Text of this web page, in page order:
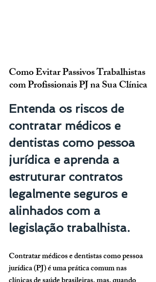
Como Evitar Passivos Trabalhistas
com Profissionais PJ na Sua Clínica
Entenda os riscos de
contratar médicos e
dentistas como pessoa
jurídica e aprenda a
estruturar contratos
legalmente seguros e
alinhados com a
legislação trabalhista.
Contratar médicos e dentistas como pessoa
jurídica (PJ) é uma prática comum nas